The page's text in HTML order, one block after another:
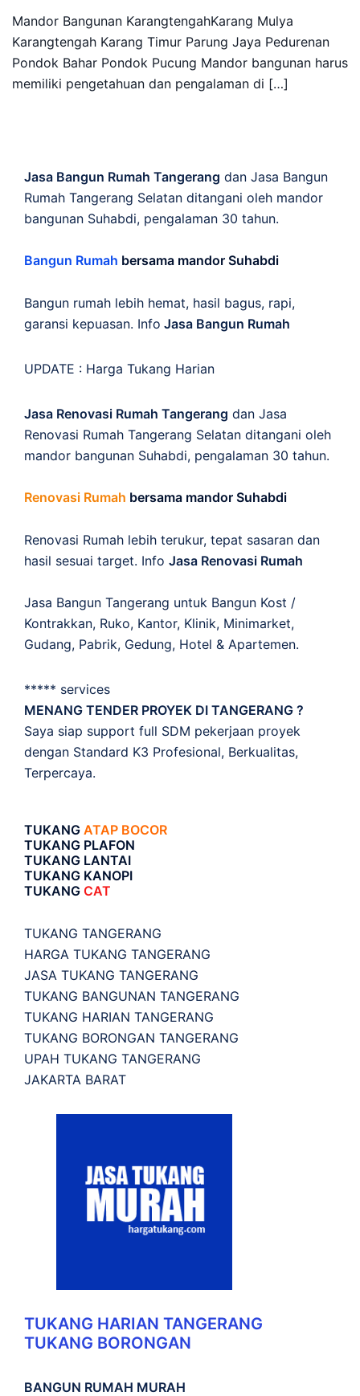
Mandor Bangunan KarangtengahKarang Mulya
Karangtengah Karang Timur Parung Jaya Pedurenan
Pondok Bahar Pondok Pucung Mandor bangunan harus
memiliki pengetahuan dan pengalaman di […]
Jasa Bangun Rumah Tangerang dan Jasa Bangun
Rumah Tangerang Selatan ditangani oleh mandor
bangunan Suhabdi, pengalaman 30 tahun.
Bangun Rumah bersama mandor Suhabdi
Bangun rumah lebih hemat, hasil bagus, rapi,
garansi kepuasan. Info Jasa Bangun Rumah
UPDATE : Harga Tukang Harian
Jasa Renovasi Rumah Tangerang dan Jasa
Renovasi Rumah Tangerang Selatan ditangani oleh
mandor bangunan Suhabdi, pengalaman 30 tahun.
Renovasi Rumah bersama mandor Suhabdi
Renovasi Rumah lebih terukur, tepat sasaran dan
hasil sesuai target. Info Jasa Renovasi Rumah
Jasa Bangun Tangerang untuk Bangun Kost /
Kontrakkan, Ruko, Kantor, Klinik, Minimarket,
Gudang, Pabrik, Gedung, Hotel & Apartemen.
***** services
MENANG TENDER PROYEK DI TANGERANG ?
Saya siap support full SDM pekerjaan proyek
dengan Standard K3 Profesional, Berkualitas,
Terpercaya.
TUKANG ATAP BOCOR
TUKANG PLAFON
TUKANG LANTAI
TUKANG KANOPI
TUKANG CAT
TUKANG TANGERANG
HARGA TUKANG TANGERANG
JASA TUKANG TANGERANG
TUKANG BANGUNAN TANGERANG
TUKANG HARIAN TANGERANG
TUKANG BORONGAN TANGERANG
UPAH TUKANG TANGERANG
JAKARTA BARAT
TUKANG HARIAN TANGERANG
TUKANG BORONGAN
BANGUN RUMAH MURAH